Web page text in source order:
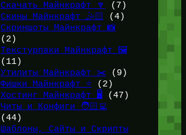
Скачать Майнкрафт 🔽
(7)
Скины Майнкрафт 🤹🏻
(4)
Скриншоты Майнкрафт 📸
(2)
Текстурпаки Майнкрафт 🖼️
(11)
Утилиты Майнкрафт ✂️ (9)
Фишки Майнкрафт ⭐(2)
Хостинг Майнкрафт 🖥️ (47)
Читы и Конфиги 🧑🏻‍💻
(44)
Шаблоны, Сайты и Скрипты